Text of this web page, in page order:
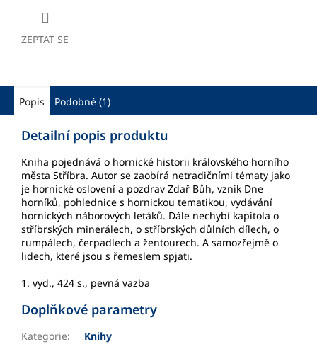
ZEPTAT SE
Popis Podobné (1)
Detailní popis produktu
Kniha pojednává o hornické historii královského horního
města Stříbra. Autor se zaobírá netradičními tématy jako
je hornické oslovení a pozdrav Zdař Bůh, vznik Dne
horníků, pohlednice s hornickou tematikou, vydávání
hornických náborových letáků. Dále nechybí kapitola o
stříbrských minerálech, o stříbrských důlních dílech, o
rumpálech, čerpadlech a žentourech. A samozřejmě o
lidech, které jsou s řemeslem spjati.
1. vyd., 424 s., pevná vazba
Doplňkové parametry
Kategorie:
Knihy